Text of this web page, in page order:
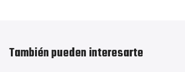
También pueden interesarte